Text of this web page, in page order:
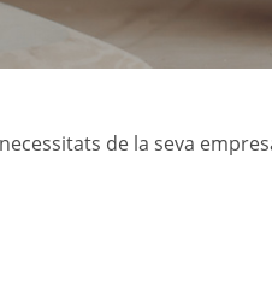
de la seva